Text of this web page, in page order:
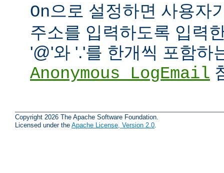
On으로 설정하면 사용자
주소를 입력하도록 입력
'@'와 '.'를 한개씩 포함하
Anonymous_LogEmail
Copyright 2026 The Apache Software Foundation.
Licensed under the Apache License, Version 2.0.